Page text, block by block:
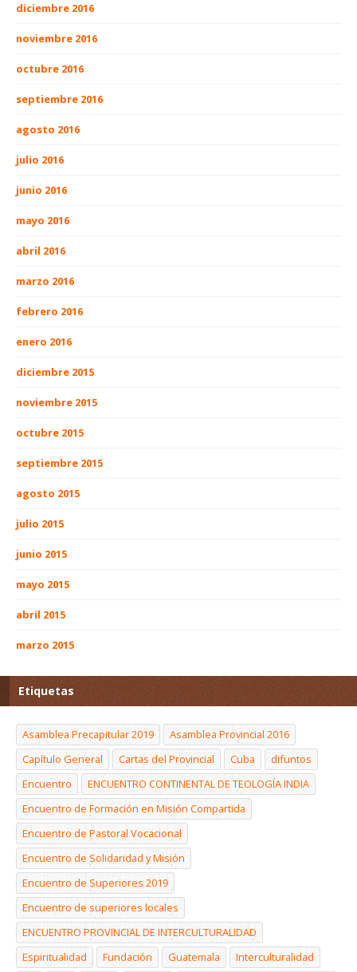
diciembre 2016
noviembre 2016
octubre 2016
septiembre 2016
agosto 2016
julio 2016
junio 2016
mayo 2016
abril 2016
marzo 2016
febrero 2016
enero 2016
diciembre 2015
noviembre 2015
octubre 2015
septiembre 2015
agosto 2015
julio 2015
junio 2015
mayo 2015
abril 2015
marzo 2015
Etiquetas
Asamblea Precapitular 2019
Asamblea Provincial 2016
Capítulo General
Cartas del Provincial Cuba
difuntos
Encuentro
ENCUENTRO CONTINENTAL DE TEOLOGÍA INDIA
Encuentro de Formación en Misión Compartida
Encuentro de Pastoral Vocacional
Encuentro de Solidaridad y Misión
Encuentro de Superiores 2019
Encuentro de superiores locales
ENCUENTRO PROVINCIAL DE INTERCULTURALIDAD
Espiritualidad
Fundación Guatemala
Interculturalidad